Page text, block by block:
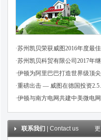
·重磅
联系我们 | Contact us